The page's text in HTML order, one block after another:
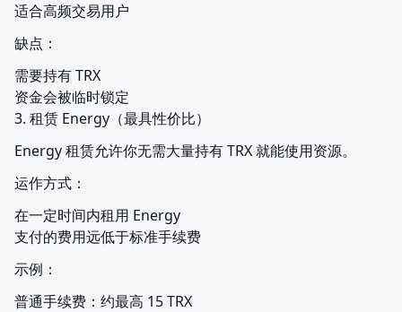
适合高频交易用户
缺点：
需要持有 TRX
资金会被临时锁定
3. 租赁 Energy（最具性价比）
Energy 租赁允许你无需大量持有 TRX 就能使用资源。
运作方式：
在一定时间内租用 Energy
支付的费用远低于标准手续费
示例：
普通手续费：约最高 15 TRX